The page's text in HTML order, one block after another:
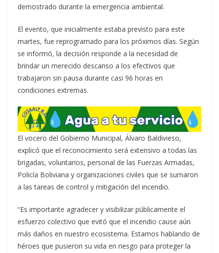
demostrado durante la emergencia ambiental.
El evento, que inicialmente estaba previsto para este
martes, fue reprogramado para los próximos días. Según
se informó, la decisión responde a la necesidad de
brindar un merecido descanso a los efectivos que
trabajaron sin pausa durante casi 96 horas en
condiciones extremas.
El vocero del Gobierno Municipal, Álvaro Baldivieso,
explicó que el reconocimiento será extensivo a todas las
brigadas, voluntarios, personal de las Fuerzas Armadas,
Policía Boliviana y organizaciones civiles que se sumaron
a las tareas de control y mitigación del incendio.
“Es importante agradecer y visibilizar públicamente el
esfuerzo colectivo que evitó que el incendio cause aún
más daños en nuestro ecosistema. Estamos hablando de
héroes que pusieron su vida en riesgo para proteger la